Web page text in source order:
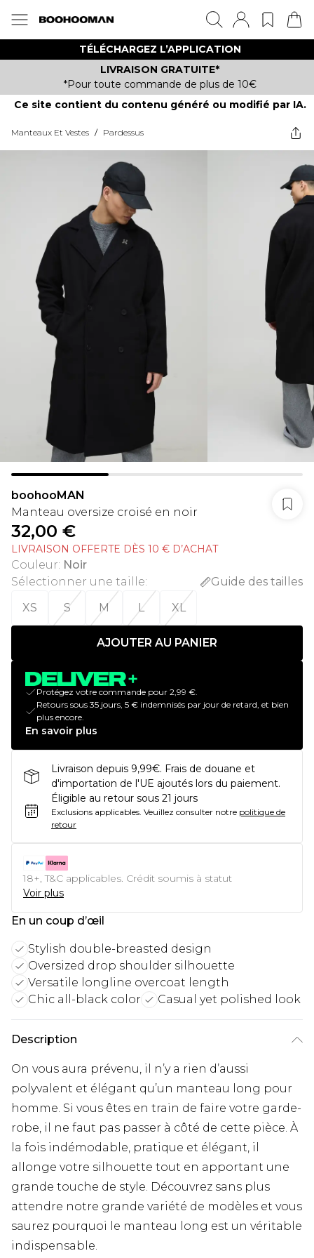
TÉLÉCHARGEZ L’APPLICATION
LIVRAISON GRATUITE*
*Pour toute commande de plus de 10€
Ce site contient du contenu généré ou modifié par IA.
Manteaux Et Vestes / Pardessus
boohooMAN
Manteau oversize croisé en noir
32,00 €
LIVRAISON OFFERTE DÈS 10 € D’ACHAT
Couleur: Noir
Sélectionner une taille:
Guide des tailles
XS
S M L XL
AJOUTER AU PANIER
Protégez votre commande pour 2,99 €.
Retours sous 35 jours, 5 € indemnisés par jour de retard, et bien
plus encore.
En savoir plus
Livraison depuis 9,99€. Frais de douane et
d'importation de l'UE ajoutés lors du paiement.
Éligible au retour sous 21 jours
Exclusions applicables. Veuillez consulter notre politique de
retour
18+, T&C applicables. Crédit soumis à statut
Voir plus
En un coup d’œil
Stylish double-breasted design
Oversized drop shoulder silhouette
Versatile longline overcoat length
Chic all-black color
Casual yet polished look
Description
On vous aura prévenu, il n’y a rien d’aussi
polyvalent et élégant qu’un manteau long pour
homme. Si vous êtes en train de faire votre garde-
robe, il ne faut pas passer à côté de cette pièce. À
la fois indémodable, pratique et élégant, il
allonge votre silhouette tout en apportant une
grande touche de style. Découvrez sans plus
attendre notre grande variété de modèles et vous
saurez pourquoi le manteau long est un véritable
indispensable.